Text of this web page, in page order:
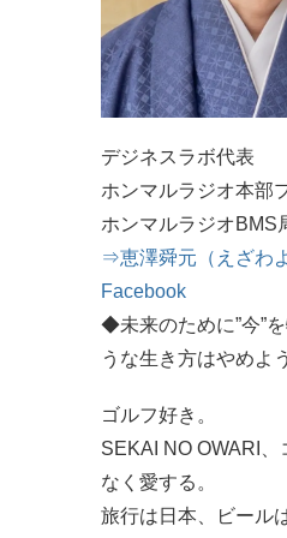
デジネスラボ代表
ホンマルラジオ本部
ホンマルラジオBMS
⇒恵澤舜元（えざわ
Facebook
◆未来のために”今”
うな生き方はやめよう
ゴルフ好き。
SEKAI NO OWARI、
なく愛する。
旅行は日本、ビール